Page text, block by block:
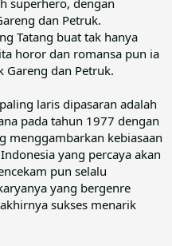
superhero, dengan
dan Petruk.
Tatang buat tak hanya
horor dan romansa pun ia
dan Petruk.
laris dipasaran adalah
pada tahun 1977 dengan
menggambarkan kebiasaan
yang percaya akan
pun selalu
yang bergenre
sukses menarik